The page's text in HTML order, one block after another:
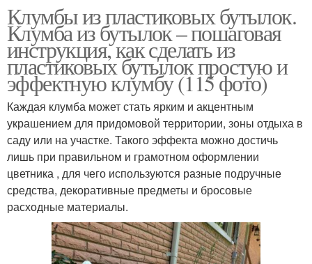
Клумбы из пластиковых бутылок.
Клумба из бутылок – пошаговая
инструкция, как сделать из
пластиковых бутылок простую и
эффектную клумбу (115 фото)
Каждая клумба может стать ярким и акцентным
украшением для придомовой территории, зоны отдыха в
саду или на участке. Такого эффекта можно достичь
лишь при правильном и грамотном оформлении
цветника , для чего используются разные подручные
средства, декоративные предметы и бросовые
расходные материалы.